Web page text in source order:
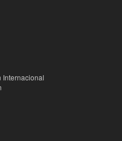
Internacional